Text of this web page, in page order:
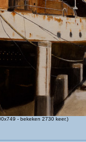
- bekeken 2730 keer.)